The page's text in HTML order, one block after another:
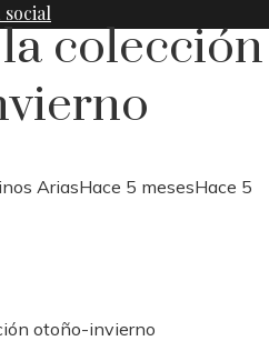
social
colección
AriasHace 5 mesesHace 5
otoño-invierno